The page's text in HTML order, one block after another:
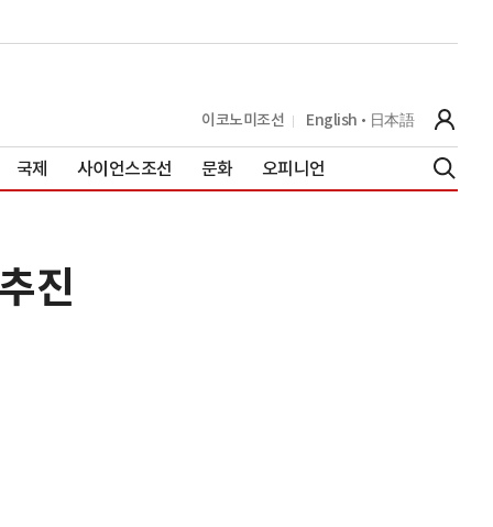
이코노미조선 English 日本語
국제 사이언스조선 문화 오피니언
진